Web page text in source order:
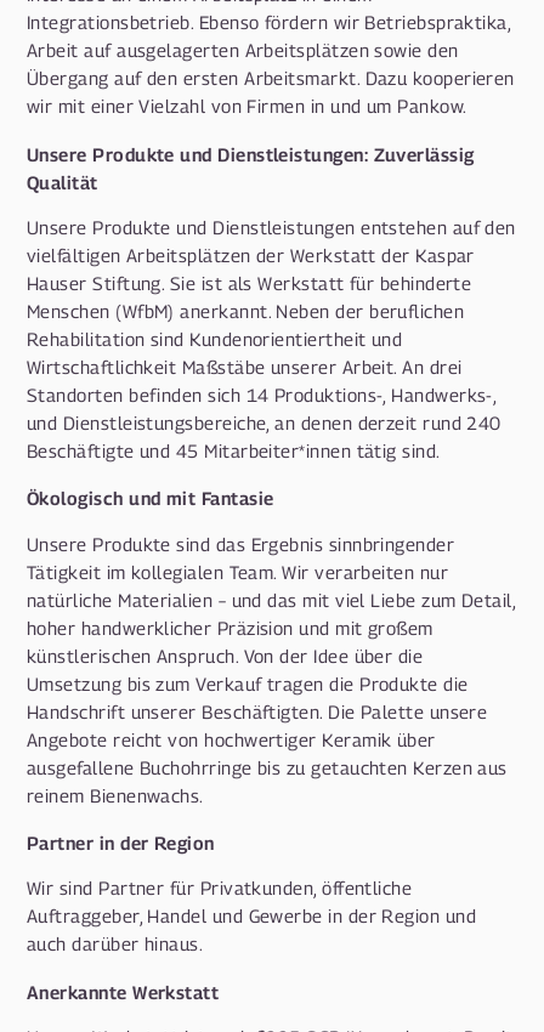
Integrationsbetrieb. Ebenso fördern wir Betriebspraktika,
Arbeit auf ausgelagerten Arbeitsplätzen sowie den
Übergang auf den ersten Arbeitsmarkt. Dazu kooperieren
wir mit einer Vielzahl von Firmen in und um Pankow.
Unsere Produkte und Dienstleistungen: Zuverlässig
Qualität
Unsere Produkte und Dienstleistungen entstehen auf den
vielfältigen Arbeitsplätzen der Werkstatt der Kaspar
Hauser Stiftung. Sie ist als Werkstatt für behinderte
Menschen (WfbM) anerkannt. Neben der beruflichen
Rehabilitation sind Kundenorientiertheit und
Wirtschaftlichkeit Maßstäbe unserer Arbeit. An drei
Standorten befinden sich 14 Produktions-, Handwerks-,
und Dienstleistungsbereiche, an denen derzeit rund 240
Beschäftigte und 45 Mitarbeiter*innen tätig sind.
Ökologisch und mit Fantasie
Unsere Produkte sind das Ergebnis sinnbringender
Tätigkeit im kollegialen Team. Wir verarbeiten nur
natürliche Materialien – und das mit viel Liebe zum Detail,
hoher handwerklicher Präzision und mit großem
künstlerischen Anspruch. Von der Idee über die
Umsetzung bis zum Verkauf tragen die Produkte die
Handschrift unserer Beschäftigten. Die Palette unsere
Angebote reicht von hochwertiger Keramik über
ausgefallene Buchohrringe bis zu getauchten Kerzen aus
reinem Bienenwachs.
Partner in der Region
Wir sind Partner für Privatkunden, öffentliche
Auftraggeber, Handel und Gewerbe in der Region und
auch darüber hinaus.
Anerkannte Werkstatt